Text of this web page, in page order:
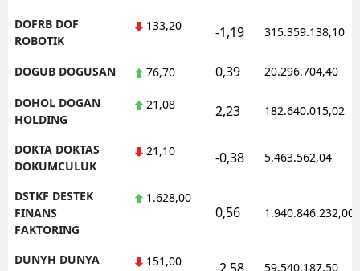
DOFRB DOF
ROBOTIK
133,20 -1,19 315.359.138,10
DOGUB DOGUSAN 76,70 0,39 20.296.704,40
DOHOL DOGAN
HOLDING
21,08 2,23 182.640.015,02
DOKTA DOKTAS
DOKUMCULUK
21,10 -0,38 5.463.562,04
DSTKF DESTEK
FINANS
FAKTORING
1.628,00
0,56 1.940.846.232,00
DUNYH DUNYA
151,00 59.540.187,50